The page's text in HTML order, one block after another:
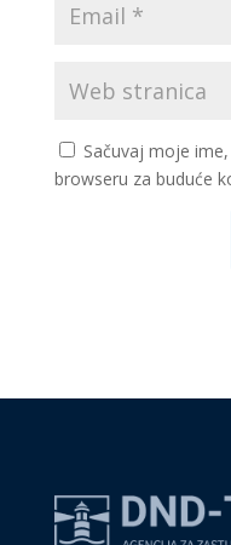
Sačuvaj moje
browseru za buduće